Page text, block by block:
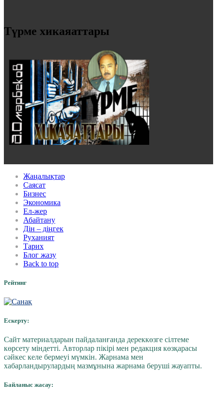
Түрме хикаяаттары
Жаңалықтар
Саясат
Бизнес
Экономика
Ел-жер
Абайтану
Дін – діңгек
Руханият
Тарих
Блог жазу
Back to top
Рейтинг
Ескерту:
Сайт материалдарын пайдаланғанда дереккөзге сілтеме
көрсету міндетті. Авторлар пікірі мен редакция көзқарасы
сәйкес келе бермеуі мүмкін. Жарнама мен
хабарландырулардың мазмұнына жарнама беруші жауапты.
Байланыс жасау: